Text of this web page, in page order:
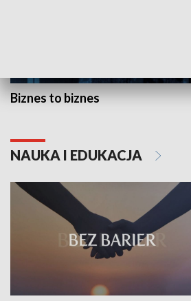
Biznes to biznes
NAUKA I EDUKACJA